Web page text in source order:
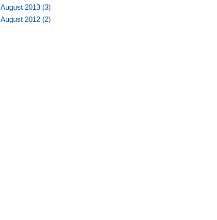
August 2013 (3)
August 2012 (2)